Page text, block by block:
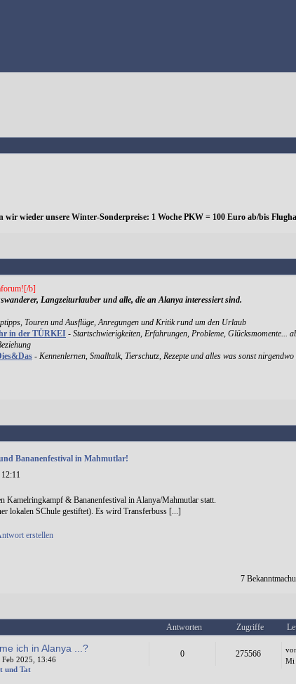
wir wieder unsere Winter-Sonderpreise: 1 Woche PKW = 100 Euro ab/bis
b]
Langzeiturlauber und alle, die an Alanya interessiert sind.
Touren und Ausflüge, Anregungen und Kritik rund um den Urlaub
in der TÜRKEI - Startschwierigkeiten, Erfahrungen, Probleme, Glücksmomente...
- Kennenlernen, Smalltalk, Tierschutz, Rezepte und alles was sonst nirgendwo
Bananenfestival in Mahmutlar!
Kamelringkampf & Bananenfestival in Alanya/Mahmutlar statt.
lokalen SChule gestiftet). Es wird Transferbuss [...]
erstellen
7
Antworten Zugriffe
ich in Alanya ...?
2025, 13:46
und Tat
0 275566
Mi